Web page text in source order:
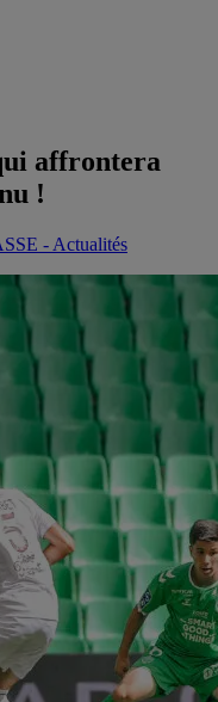
affrontera
!
- Actualités